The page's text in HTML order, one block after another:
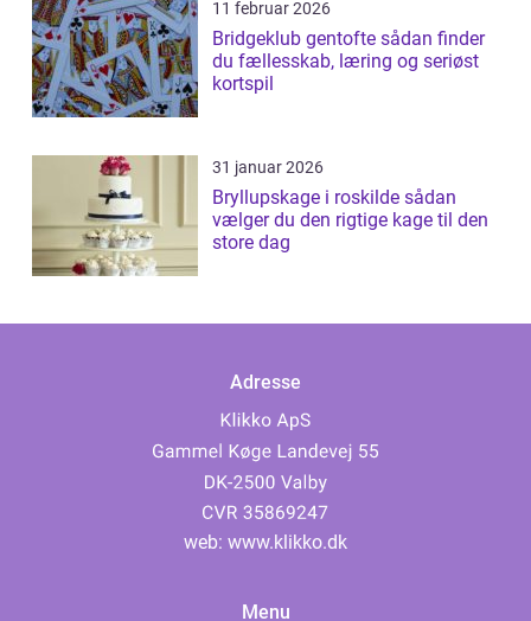
11 februar 2026
Bridgeklub gentofte sådan finder
du fællesskab, læring og seriøst
kortspil
31 januar 2026
Bryllupskage i roskilde sådan
vælger du den rigtige kage til den
store dag
Adresse
web: www.klikko.dk
Menu